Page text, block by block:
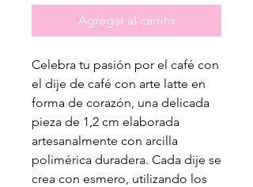
Agregar al carrito
Celebra tu pasión por el café con
el dije de café con arte latte en
forma de corazón, una delicada
pieza de 1,2 cm elaborada
artesanalmente con arcilla
polimérica duradera. Cada dije se
crea con esmero, utilizando los